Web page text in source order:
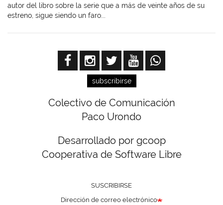
autor del libro sobre la serie que a más de veinte años de su
estreno, sigue siendo un faro...
subscribirse
Colectivo de Comunicación
Paco Urondo
Desarrollado por gcoop
Cooperativa de Software Libre
SUSCRIBIRSE
Dirección de correo electrónico